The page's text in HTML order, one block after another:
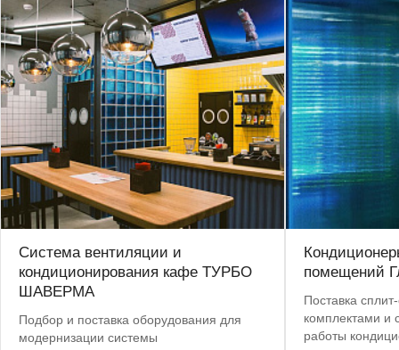
Система вентиляции и
кондиционирования кафе ТУРБО
ШАВЕРМА
Подбор и поставка оборудования для
модернизации системы
помещений
Поставка
комплектами и
работы